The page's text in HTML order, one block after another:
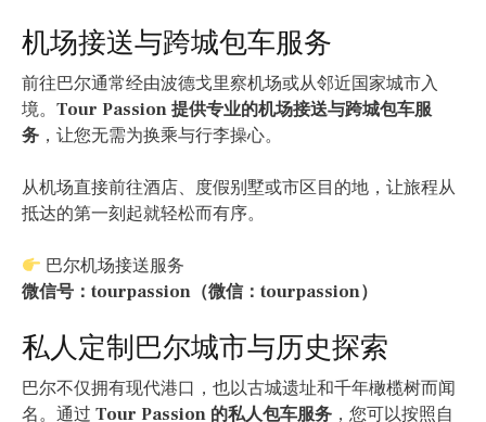
机场接送与跨城包车服务
前往巴尔通常经由波德戈里察机场或从邻近国家城市入
境。 Tour Passion 提供专业的机场接送与跨城包车服
务 ，让您无需为换乘与行李操心。
从机场直接前往酒店、度假别墅或市区目的地，让旅程从
抵达的第一刻起就轻松而有序。
巴尔机场接送服务
微信号：tourpassion（微信：tourpassion）
私人定制巴尔城市与历史探索
巴尔不仅拥有现代港口，也以古城遗址和千年橄榄树而闻
名。通过 Tour Passion 的私人包车服务 ，您可以按照自